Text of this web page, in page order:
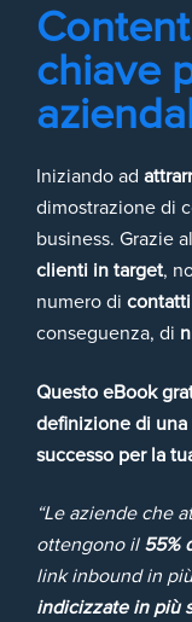
chiave
Iniziando ad
dimostrazione di
business. Grazie
clienti in target,
numero di
conseguenza, di
Questo eBook
definizione di
successo per la
“Le aziende che
ottengono il 55%
link inbound in
indicizzate in più